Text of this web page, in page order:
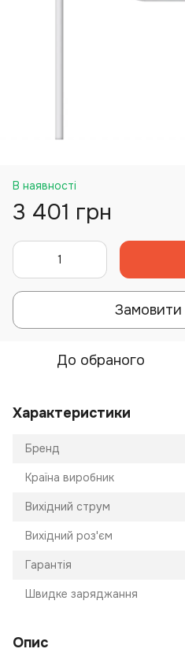
В наявності
3 401 грн
До обраного
Характеристики
Бренд
Країна виробник
Вихідний струм
Вихідний роз'єм
Гарантія
Швидке заряджання
Опис